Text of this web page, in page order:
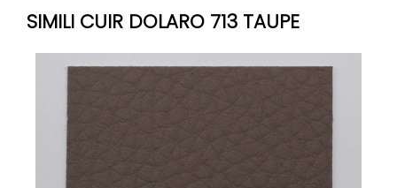
SIMILI CUIR DOLARO 713 TAUPE